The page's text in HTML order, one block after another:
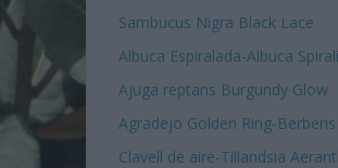
Sambucus Nigra Black Lace
Albuca Espiralada-Albuca
Ajuga reptans Burgundy Glow
Agradejo Golden Ring-
Clavell de aire-Tillandsia